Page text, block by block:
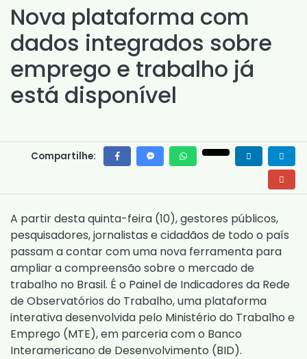
Nova plataforma com
dados integrados sobre
emprego e trabalho já
está disponível
Compartilhe:
A partir desta quinta-feira (10), gestores públicos,
pesquisadores, jornalistas e cidadãos de todo o país
passam a contar com uma nova ferramenta para
ampliar a compreensão sobre o mercado de
trabalho no Brasil. É o Painel de Indicadores da Rede
de Observatórios do Trabalho, uma plataforma
interativa desenvolvida pelo Ministério do Trabalho e
Emprego (MTE), em parceria com o Banco
Interamericano de Desenvolvimento (BID).